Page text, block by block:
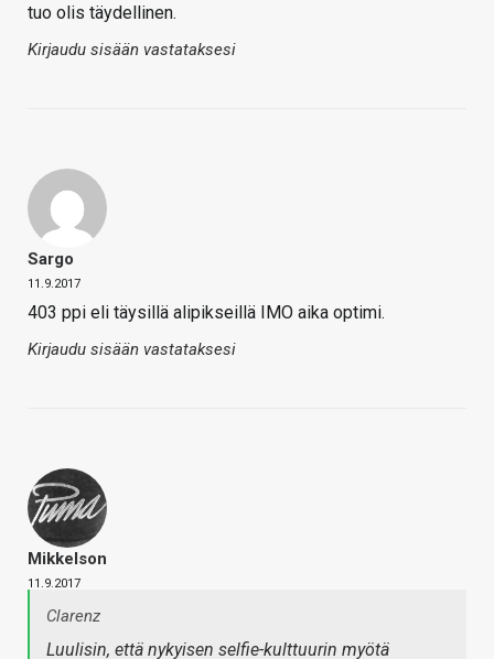
tuo olis täydellinen.
Kirjaudu sisään vastataksesi
Sargo
11.9.2017
403 ppi eli täysillä alipikseillä IMO aika optimi.
Kirjaudu sisään vastataksesi
Mikkelson
11.9.2017
Clarenz
Luulisin, että nykyisen selfie-kulttuurin myötä